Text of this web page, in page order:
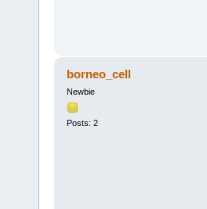
borneo_cell
Newbie
Posts: 2